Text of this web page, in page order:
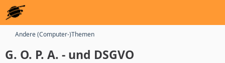
Andere (Computer-)Themen
G. O. P. A. - und DSGVO